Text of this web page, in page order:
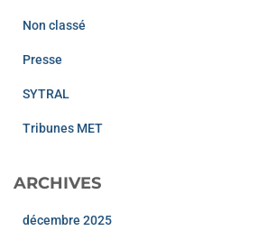
Non classé
Presse
SYTRAL
Tribunes MET
ARCHIVES
décembre 2025